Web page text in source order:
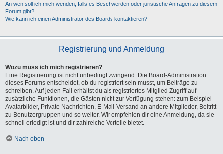
An wen soll ich mich wenden, falls es Beschwerden oder juristische Anfragen zu diesem
Forum gibt?
Wie kann ich einen Administrator des Boards kontaktieren?
Registrierung und Anmeldung
Wozu muss ich mich registrieren?
Eine Registrierung ist nicht unbedingt zwingend. Die Board-Administration
dieses Forums entscheidet, ob du registriert sein musst, um Beiträge zu
schreiben. Auf jeden Fall erhältst du als registriertes Mitglied Zugriff auf
zusätzliche Funktionen, die Gästen nicht zur Verfügung stehen: zum Beispiel
Avatarbilder, Private Nachrichten, E-Mail-Versand an andere Mitglieder, Beitritt
zu Benutzergruppen und so weiter. Wir empfehlen dir eine Anmeldung, da sie
schnell erledigt ist und dir zahlreiche Vorteile bietet.
Nach oben